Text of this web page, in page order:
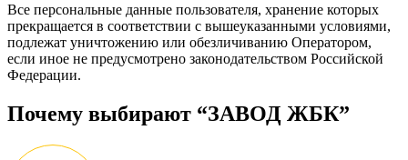
Все персональные данные пользователя, хранение которых
прекращается в соответствии с вышеуказанными условиями,
подлежат уничтожению или обезличиванию Оператором,
если иное не предусмотрено законодательством Российской
Федерации.
Почему выбирают “ЗАВОД ЖБК”